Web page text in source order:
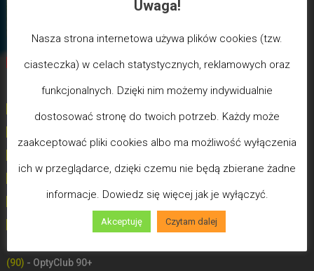
Biegun Maksymalizmu -Poziom wcześniejszej śmierci
biologicznej
- Poziom Zdrowia (Uzdrowień)
(90-100) - OptyClub Plus- Słowo Boże
(90) - OptyClub 90+
Uwaga!
Nasza strona internetowa używa plików cookies (tzw.
ciasteczka) w celach statystycznych, reklamowych oraz
funkcjonalnych. Dzięki nim możemy indywidualnie
dostosować stronę do twoich potrzeb. Każdy może
zaakceptować pliki cookies albo ma możliwość wyłączenia
ich w przeglądarce, dzięki czemu nie będą zbierane żadne
informacje. Dowiedz się więcej jak je wyłączyć.
Akceptuję Czytam dalej